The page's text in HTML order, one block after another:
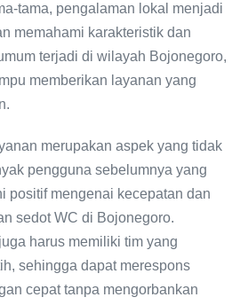
tama, pengalaman lokal menjadi
memahami karakteristik dan
terjadi di wilayah Bojonegoro,
memberikan layanan yang
merupakan aspek yang tidak
pengguna sebelumnya yang
positif mengenai kecepatan dan
sedot WC di Bojonegoro.
harus memiliki tim yang
sehingga dapat merespons
cepat tanpa mengorbankan